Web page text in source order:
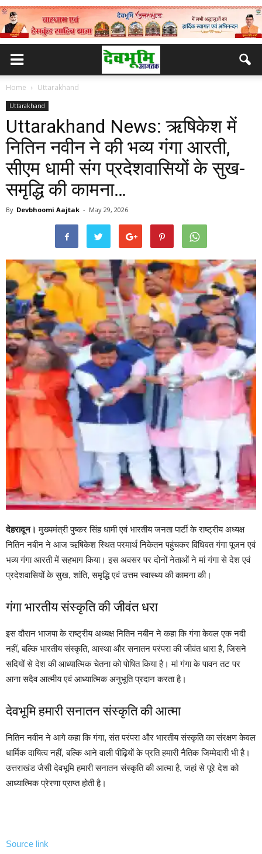
Home Uttarakhand
Uttarakhand
Uttarakhand News: ऋषिकेश में
नितिन नवीन ने की भव्य गंगा आरती,
सीएम धामी संग प्रदेशवासियों के सुख-
समृद्धि की कामना…
By Devbhoomi Aajtak - May 29, 2026
देहरादून। मुख्यमंत्री पुष्कर सिंह धामी एवं भारतीय जनता पार्टी के राष्ट्रीय अध्यक्ष
नितिन नबीन ने आज ऋषिकेश स्थित परमार्थ निकेतन पहुंचकर विधिवत गंगा पूजन एवं
भव्य गंगा आरती में सहभाग किया। इस अवसर पर दोनों नेताओं ने मां गंगा से देश एवं
प्रदेशवासियों के सुख, शांति, समृद्धि एवं उत्तम स्वास्थ्य की कामना की।
गंगा भारतीय संस्कृति की जीवंत धरा
इस दौरान भाजपा के राष्ट्रीय अध्यक्ष नितिन नबीन ने कहा कि गंगा केवल एक नदी
नहीं, बल्कि भारतीय संस्कृति, आस्था और सनातन परंपरा की जीवंत धारा है, जिसने
सदियों से देश की आध्यात्मिक चेतना को पोषित किया है। मां गंगा के पावन तट पर
आना सदैव आत्मीय एवं आध्यात्मिक अनुभूति प्रदान करता है।
देवभूमि हमारी सनातन संस्कृति की आत्मा
नितिन नवीन ने आगे कहा कि गंगा, संत परंपरा और भारतीय संस्कृति का संरक्षण केवल
धार्मिक दायित्व नहीं, बल्कि आने वाली पीढ़ियों के प्रति हमारी नैतिक जिम्मेदारी भी है।
उत्तराखंड जैसी देवभूमि हमारी सनातन संस्कृति की आत्मा है, जहां से पूरे देश को
आध्यात्मिक प्रेरणा प्राप्त होती है।
Source link